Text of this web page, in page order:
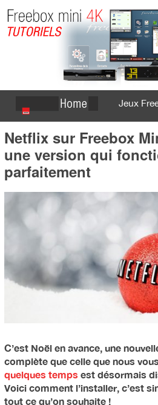
Jeux
Se
Netflix sur Freebox
une version qui
parfaitement
C’est Noël en avance, une
complète que celle que nous
quelques temps est désormais
Voici comment l’installer, c’est
tout ce qu’on souhaite !